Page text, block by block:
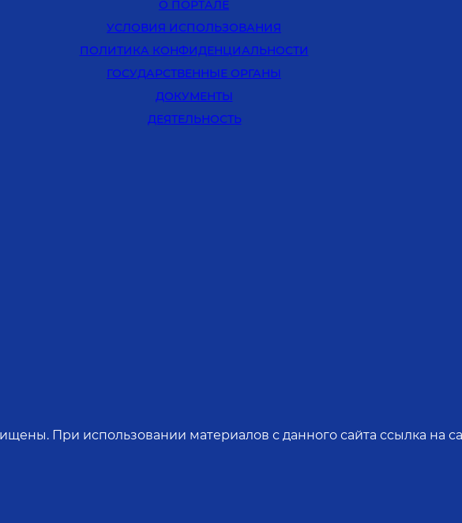
О ПОРТАЛЕ
УСЛОВИЯ ИСПОЛЬЗОВАНИЯ
ПОЛИТИКА КОНФИДЕНЦИАЛЬНОСТИ
ГОСУДАРСТВЕННЫЕ ОРГАНЫ
ДОКУМЕНТЫ
ДЕЯТЕЛЬНОСТЬ
При использовании материалов с данного сайта ссылка на